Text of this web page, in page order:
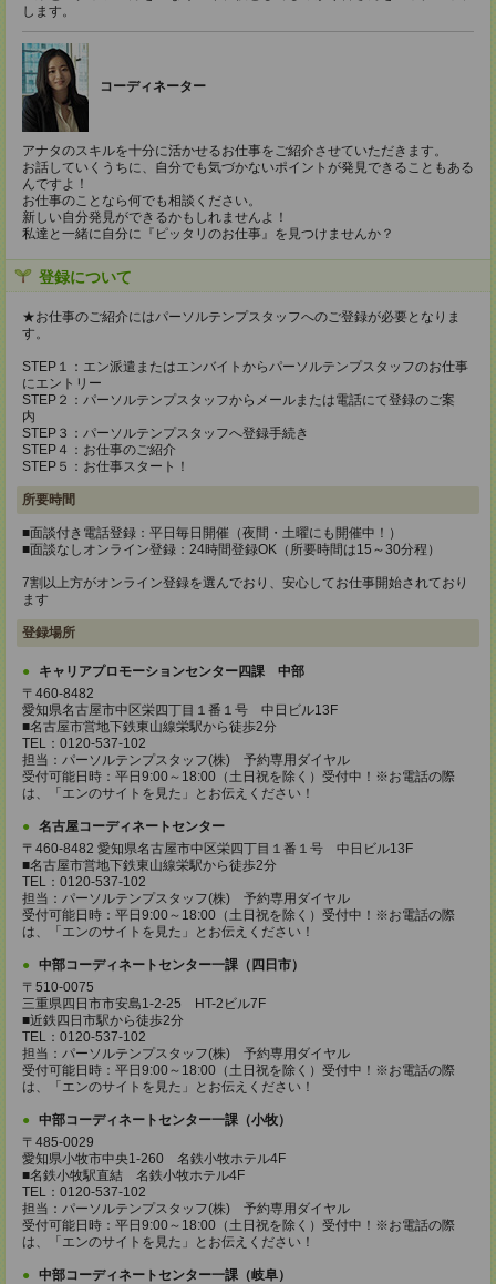
します。
コーディネーター
アナタのスキルを十分に活かせるお仕事をご紹介させていただきます。
お話していくうちに、自分でも気づかないポイントが発見できることもある
んですよ！
お仕事のことなら何でも相談ください。
新しい自分発見ができるかもしれませんよ！
私達と一緒に自分に『ピッタリのお仕事』を見つけませんか？
登録について
★お仕事のご紹介にはパーソルテンプスタッフへのご登録が必要となりま
す。
STEP１：エン派遣またはエンバイトからパーソルテンプスタッフのお仕事
にエントリー
STEP２：パーソルテンプスタッフからメールまたは電話にて登録のご案
内
STEP３：パーソルテンプスタッフへ登録手続き
STEP４：お仕事のご紹介
STEP５：お仕事スタート！
所要時間
■面談付き電話登録：平日毎日開催（夜間・土曜にも開催中！）
■面談なしオンライン登録：24時間登録OK（所要時間は15～30分程）
7割以上方がオンライン登録を選んでおり、安心してお仕事開始されており
ます
登録場所
キャリアプロモーションセンター四課 中部
〒460-8482
愛知県名古屋市中区栄四丁目１番１号 中日ビル13F
■名古屋市営地下鉄東山線栄駅から徒歩2分
TEL：0120-537-102
担当：パーソルテンプスタッフ(株) 予約専用ダイヤル
受付可能日時：平日9:00～18:00（土日祝を除く）受付中！※お電話の際
は、「エンのサイトを見た」とお伝えください！
名古屋コーディネートセンター
〒460-8482 愛知県名古屋市中区栄四丁目１番１号 中日ビル13F
■名古屋市営地下鉄東山線栄駅から徒歩2分
TEL：0120-537-102
担当：パーソルテンプスタッフ(株) 予約専用ダイヤル
受付可能日時：平日9:00～18:00（土日祝を除く）受付中！※お電話の際
は、「エンのサイトを見た」とお伝えください！
中部コーディネートセンター一課（四日市）
〒510-0075
三重県四日市市安島1-2-25 HT-2ビル7F
■近鉄四日市駅から徒歩2分
TEL：0120-537-102
担当：パーソルテンプスタッフ(株) 予約専用ダイヤル
受付可能日時：平日9:00～18:00（土日祝を除く）受付中！※お電話の際
は、「エンのサイトを見た」とお伝えください！
中部コーディネートセンター一課（小牧）
〒485-0029
愛知県小牧市中央1-260 名鉄小牧ホテル4F
■名鉄小牧駅直結 名鉄小牧ホテル4F
TEL：0120-537-102
担当：パーソルテンプスタッフ(株) 予約専用ダイヤル
受付可能日時：平日9:00～18:00（土日祝を除く）受付中！※お電話の際
は、「エンのサイトを見た」とお伝えください！
中部コーディネートセンター一課（岐阜）